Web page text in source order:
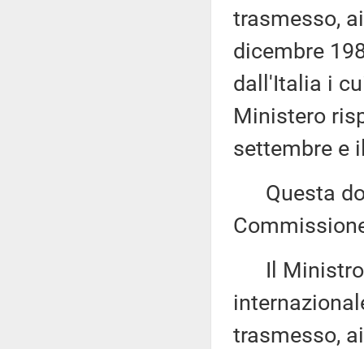
trasmesso,
dicembre
dall'Italia i
Ministero
settembre e
Questa
Il Ministro
trasmesso,